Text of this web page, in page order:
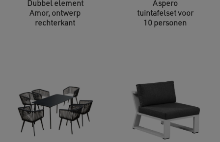
Dubbel element
Amor, ontwerp
rechterkant
Aspero
tuintafelset voor
10 personen